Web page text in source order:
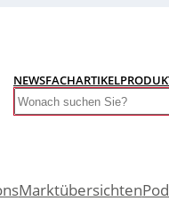
NEWSFACHARTIKEL
Search
Marktübersichten